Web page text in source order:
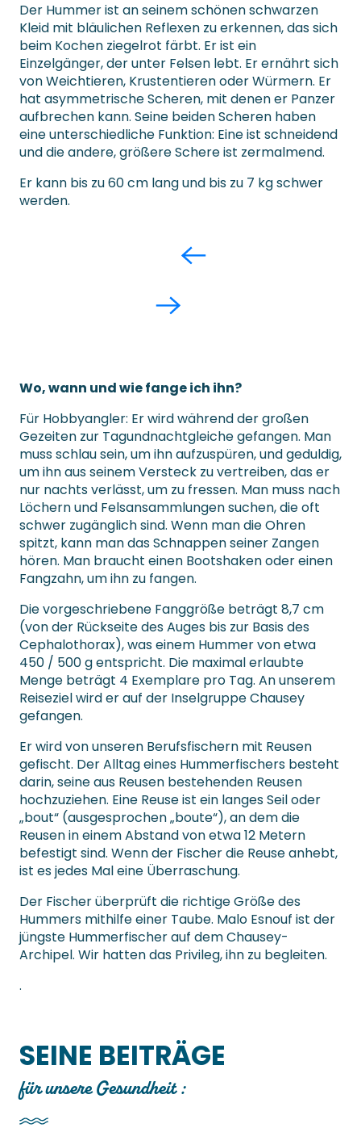
Der Hummer ist an seinem schönen schwarzen
Kleid mit bläulichen Reflexen zu erkennen, das sich
beim Kochen ziegelrot färbt. Er ist ein
Einzelgänger, der unter Felsen lebt. Er ernährt sich
von Weichtieren, Krustentieren oder Würmern. Er
hat asymmetrische Scheren, mit denen er Panzer
aufbrechen kann. Seine beiden Scheren haben
eine unterschiedliche Funktion: Eine ist schneidend
und die andere, größere Schere ist zermalmend.
Er kann bis zu 60 cm lang und bis zu 7 kg schwer
werden.
Wo, wann und wie fange ich ihn?
Für Hobbyangler: Er wird während der großen
Gezeiten zur Tagundnachtgleiche gefangen. Man
muss schlau sein, um ihn aufzuspüren, und geduldig,
um ihn aus seinem Versteck zu vertreiben, das er
nur nachts verlässt, um zu fressen. Man muss nach
Löchern und Felsansammlungen suchen, die oft
schwer zugänglich sind. Wenn man die Ohren
spitzt, kann man das Schnappen seiner Zangen
hören. Man braucht einen Bootshaken oder einen
Fangzahn, um ihn zu fangen.
Die vorgeschriebene Fanggröße beträgt 8,7 cm
(von der Rückseite des Auges bis zur Basis des
Cephalothorax), was einem Hummer von etwa
450 / 500 g entspricht. Die maximal erlaubte
Menge beträgt 4 Exemplare pro Tag. An unserem
Reiseziel wird er auf der Inselgruppe Chausey
gefangen.
Er wird von unseren Berufsfischern mit Reusen
gefischt. Der Alltag eines Hummerfischers besteht
darin, seine aus Reusen bestehenden Reusen
hochzuziehen. Eine Reuse ist ein langes Seil oder
„bout“ (ausgesprochen „boute“), an dem die
Reusen in einem Abstand von etwa 12 Metern
befestigt sind. Wenn der Fischer die Reuse anhebt,
ist es jedes Mal eine Überraschung.
Der Fischer überprüft die richtige Größe des
Hummers mithilfe einer Taube. Malo Esnouf ist der
jüngste Hummerfischer auf dem Chausey-
Archipel. Wir hatten das Privileg, ihn zu begleiten.
.
SEINE BEITRÄGE
für unsere Gesundheit :